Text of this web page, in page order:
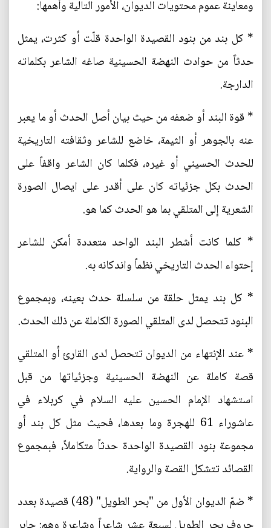
ومعاينة عموم محتويات الديوان، الأمور التالية وأهمها:
* كل بند من بنود القصيدة الواحدة قلّت أو كثرت، يمثل
حدثاً من حوادث النهضة الحسينية صاغه الشاعر بكلماته
الدارجة.
* قوة البند أو ضعفه من حيث بيان أصل الحدث أو ما يعبر
عنه بالجوهر أو الثيمة، خاضع للشاعر وثقافته التاريخية
للحدث الحسيني أو غيره، فكلما كان الشاعر واقفاً على
الحدث بكل جزئياته كان على أقدر على ايصال الصورة
الشعرية إلى المتلقي بما هو الحدث كما هو.
* كلما كانت أشطر البند الواحد متعددة أمكن للشاعر
إحتواء الحدث التاريخي نظماً واندكانه به.
* كل بند يمثل حلقة من سلسلة حدث بعينه، وبمجموع
البنود تتحصل لدى المتلقي الصورة الكاملة عن ذلك الحدث.
* عند الإنتهاء من الديوان تتحصل لدى القارئ أو المتلقي
قصة كاملة عن النهضة الحسينية وجزئياتها من قبل
استشهاد الإمام الحسين عليه السلام في كربلاء في
عاشوراء 61 للهجرة وما بعدها، فحيث مثل كل بند أو
مجموعة بنود القصيدة الواحدة حدثاً متكاملاً، فبمجموع
القصائد تتشكل القصة والرواية.
* ضمّ الديوان الأول من "بحر الطويل" (48) قصيدة بعدد